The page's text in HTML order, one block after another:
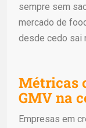
sempre sem
mercado de
desde cedo sai
Métricas
GMV na
Empresas em